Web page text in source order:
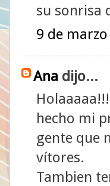
su sonrisa
9 de
Ana dijo...
hecho mi
gente que
vítores.
Tambien